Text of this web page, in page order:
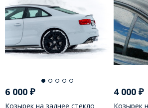
6 000 ₽
Козырек на заднее стекло
4 000₽
Козырек